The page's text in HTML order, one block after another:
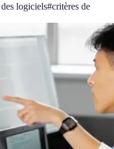
logiciels#critères de